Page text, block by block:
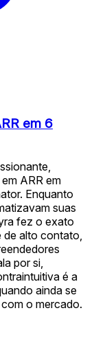
em 6
ARR em
Enquanto
suas
fez o exato
de alto contato,
por si,
é a
ainda se
o mercado.